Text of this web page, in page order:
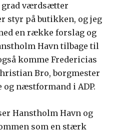
grad værdsætter
styr på butikken, og jeg
en række forslag og
Havn tilbage til
komme Fredericias
Bro, borgmester
og næstformand i ADP.
Hanstholm Havn og
som en stærk